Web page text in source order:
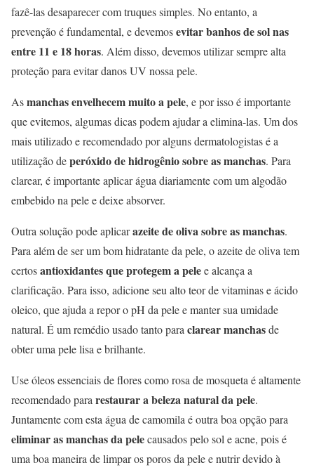
fazê-las desaparecer com truques simples. No entanto, a
prevenção é fundamental, e devemosevitar banhos de sol nas
entre 11 e 18 horas. Além disso, devemos utilizar sempre alta
proteção para evitar danos UV nossa pele.
Asmanchas envelhecem muito a pele, e por isso é importante
que evitemos, algumas dicas podem ajudar a elimina-las. Um dos
mais utilizado e recomendado por alguns dermatologistas é a
utilização deperóxido de hidrogênio sobre as manchas. Para
clarear, é importante aplicar água diariamente com um algodão
embebido na pele e deixe absorver.
Outra solução pode aplicarazeite de oliva sobre as manchas.
Para além de ser um bom hidratante da pele, o azeite de oliva tem
certosantioxidantes que protegem a pelee alcança a
clarificação. Para isso, adicione seu alto teor de vitaminas e ácido
oleico, que ajuda a repor o pH da pele e manter sua umidade
natural. É um remédio usado tanto para clarear manchasde
obter uma pele lisa e brilhante.
Use óleos essenciais de flores como rosa de mosqueta é altamente
recomendado para restaurar a beleza natural da pele.
Juntamente com esta água de camomila é outra boa opção para
eliminar as manchas da pelecausados pelo sol e acne, pois é
uma boa maneira de limpar os poros da pele e nutrir devido à